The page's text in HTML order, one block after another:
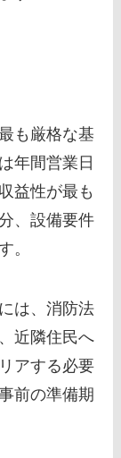
も厳格な基
年間営業日
益性が最も
、設備要件
。
は、消防法
近隣住民へ
アする必要
前の準備期